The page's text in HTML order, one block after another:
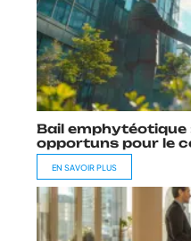
Bail emphytéotique
opportuns pour le
EN SAVOIR PLUS